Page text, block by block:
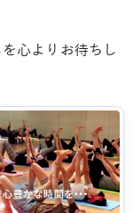
心よりお待ちし